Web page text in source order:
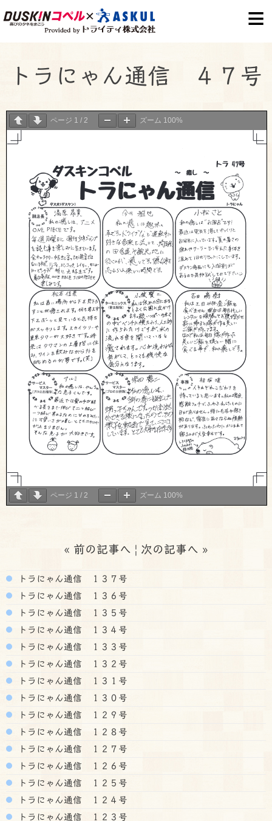
k
トラにゃん通信 ４７号
ページ 1 / 2 ズーム 100%
ページ 1 / 2 ズーム 100%
« 前の記事へ | 次の記事へ »
トラにゃん通信 １３７号
トラにゃん通信 １３６号
トラにゃん通信 １３５号
トラにゃん通信 １３４号
トラにゃん通信 １３３号
トラにゃん通信 １３２号
トラにゃん通信 １３１号
トラにゃん通信 １３０号
トラにゃん通信 １２９号
トラにゃん通信 １２８号
トラにゃん通信 １２７号
トラにゃん通信 １２６号
トラにゃん通信 １２５号
トラにゃん通信 １２４号
トラにゃん通信 １２３号